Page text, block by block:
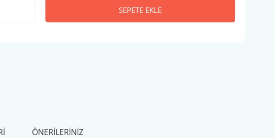
SEPETE EKLE
ÖNERILERINIZ